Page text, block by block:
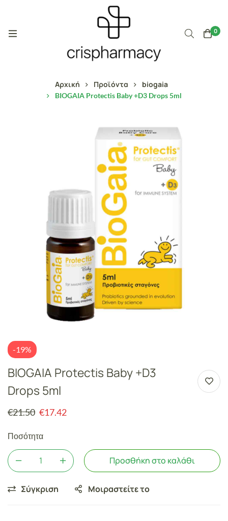
0
Αρχική Προϊόντα biogaia
BIOGAIA Protectis Baby +D3 Drops 5ml
-19%
BIOGAIA Protectis Baby +D3
Drops 5ml
€21.50 €17.42
Ποσότητα
Προσθήκη στο καλάθι
Σύγκριση Μοιραστείτε το